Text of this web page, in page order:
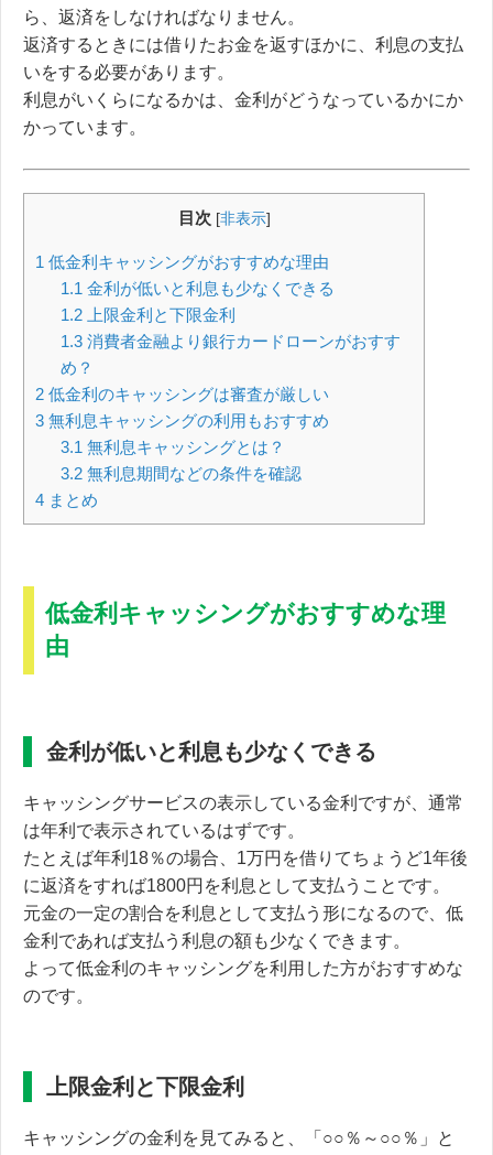
ら、返済をしなければなりません。
返済するときには借りたお金を返すほかに、 利息の支払
いをする必要があります。
利息がいくらになるかは、金利がどうなっているかにか
かっています。
目次 [非表示]
1 低金利キャッシングがおすすめな理由
1.1 金利が低いと利息も少なくできる
1.2上限金利と下限金利
1.3消費者金融より銀行カードローンがおすす
め？
2 低金利のキャッシングは審査が厳しい
3 無利息キャッシングの利用もおすすめ
3.1 無利息キャッシングとは？
3.2無利息期間などの条件を確認
4 まとめ
低金利キャッシングがおすすめな理
由
金利が低いと利息も少なくできる
キャッシングサービスの表示している金利ですが、通常
は年利で表示されているはずです。
たとえば年利18％の場合、1万円を借りてちょうど1年後
に返済をすれば1800円を利息として支払うことです。
元金の一定の割合を利息として支払う形になるので、 低
金利であれば支払う利息の額も少なくできます。
よって低金利のキャッシングを利用した方がおすすめな
のです。
上限金利と下限金利
キャッシングの金利を見てみると、
「○○％～○○％」と